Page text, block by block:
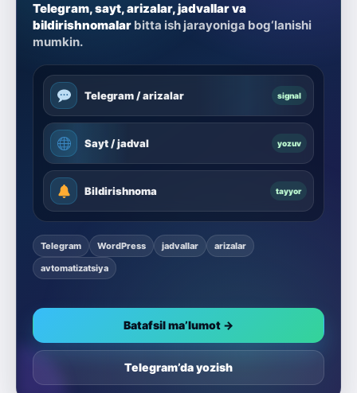
Telegram, sayt, arizalar, jadvallar va
bildirishnomalar bitta ish jarayoniga bog‘lanishi
mumkin.
Telegram / arizalar signal
Sayt / jadval yozuv
Bildirishnoma tayyor
Telegram WordPress jadvallar
arizalar
avtomatizatsiya
Batafsil ma’lumot →
Telegram’da yozish